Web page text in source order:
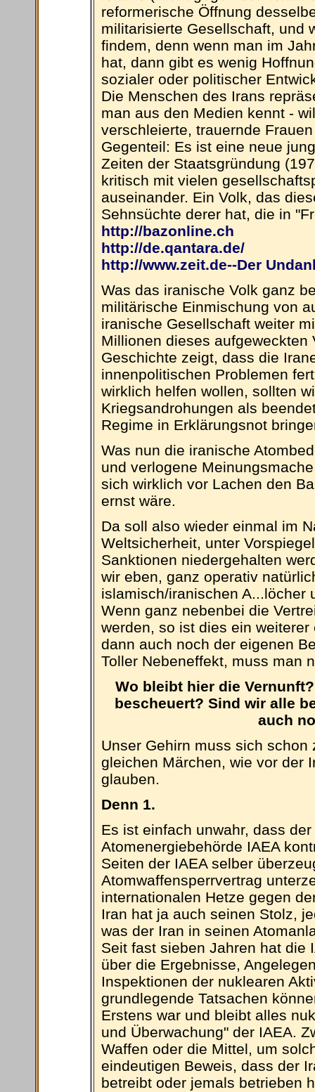
reformerische Öffnung
militarisierte Gesellschaft, und
findem, denn wenn man im
hat, dann gibt es wenig
sozialer oder politischer
Die Menschen des Irans
man aus den Medien kennt -
verschleierte, trauernde
Gegenteil: Es ist eine neue
Zeiten der Staatsgründung
kritisch mit vielen
auseinander. Ein Volk, das
Sehnsüchte derer hat, die in
http://bazonline.ch
http://de.qantara.de/
http://www.zeit.de--Der
Was das iranische Volk ganz
militärische Einmischung von
iranische Gesellschaft weiter
Millionen dieses
Geschichte zeigt, dass die
innenpolitischen Problemen
wirklich helfen wollen, sollten
Kriegsandrohungen als
Regime in Erklärungsnot
Was nun die iranische
und verlogene
sich wirklich vor Lachen den
ernst wäre.
Da soll also wieder einmal im
Weltsicherheit, unter
Sanktionen niedergehalten
wir eben, ganz operativ
islamisch/iranischen A...löcher
Wenn ganz nebenbei die
werden, so ist dies ein
dann auch noch der eigenen
Toller Nebeneffekt, muss man
Wo bleibt hier die
bescheuert? Sind wir alle
auch
Unser Gehirn muss sich
gleichen Märchen, wie vor der
glauben.
Denn 1.
Es ist einfach unwahr, dass
Atomenergiebehörde IAEA
Seiten der IAEA selber
Atomwaffensperrvertrag
internationalen Hetze gegen
Iran hat ja auch seinen Stolz,
was der Iran in seinen
Seit fast sieben Jahren hat die
über die Ergebnisse,
Inspektionen der nuklearen
grundlegende Tatsachen
Erstens war und bleibt alles
und Überwachung" der IAEA.
Waffen oder die Mittel, um
eindeutigen Beweis, dass der
betreibt oder jemals betrieben